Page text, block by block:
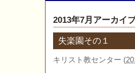
2013年7月アーカイ
失楽園その１
キリスト教センター (